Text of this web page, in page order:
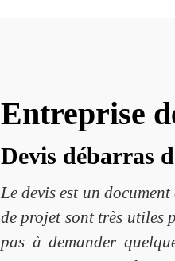
Entreprise
Devis débarras
Le devis est un
de projet sont très utiles
pas à demander